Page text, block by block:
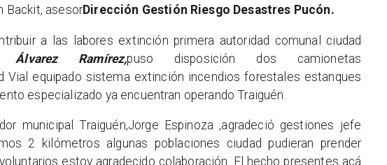
Backit, asesorDirección Gestión Riesgo Desastres Pucón.
a las labores extinción primera autoridad comunal ciudad
Ramírez,puso disposición dos camionetas
Vial equipado sistema extinción incendios forestales estanques
especializado ya encuentran operando Traiguén.
municipal Traiguén,Jorge Espinoza ,agradeció gestiones jefe
2 kilómetros algunas poblaciones ciudad pudieran prender
estoy agradecido colaboración. El hecho presentes acá